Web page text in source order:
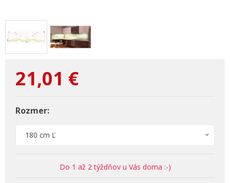
21,01 €
Rozmer:
180 cm Ľ
Do 1 až 2 týždňov u Vás doma :-)